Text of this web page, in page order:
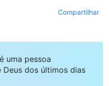
Compartilhar
uma pessoa
Deus dos últimos dias